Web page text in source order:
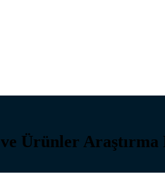
Ürünler Araştırma